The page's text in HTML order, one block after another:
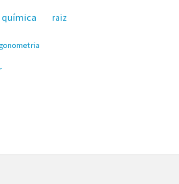
química raiz